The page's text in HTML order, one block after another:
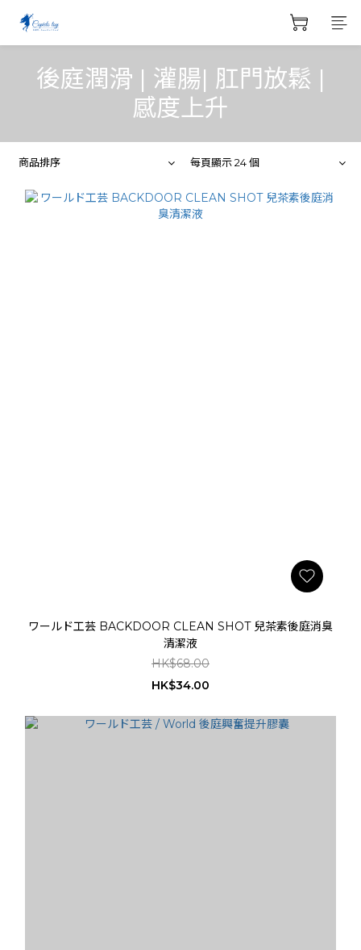
後庭潤滑 | 灌腸| 肛門放鬆 |
感度上升
商品排序 每頁顯示 24 個
ワールド工芸 BACKDOOR CLEAN SHOT 兒茶素後庭消臭
清潔液
HK$68.00
HK$34.00